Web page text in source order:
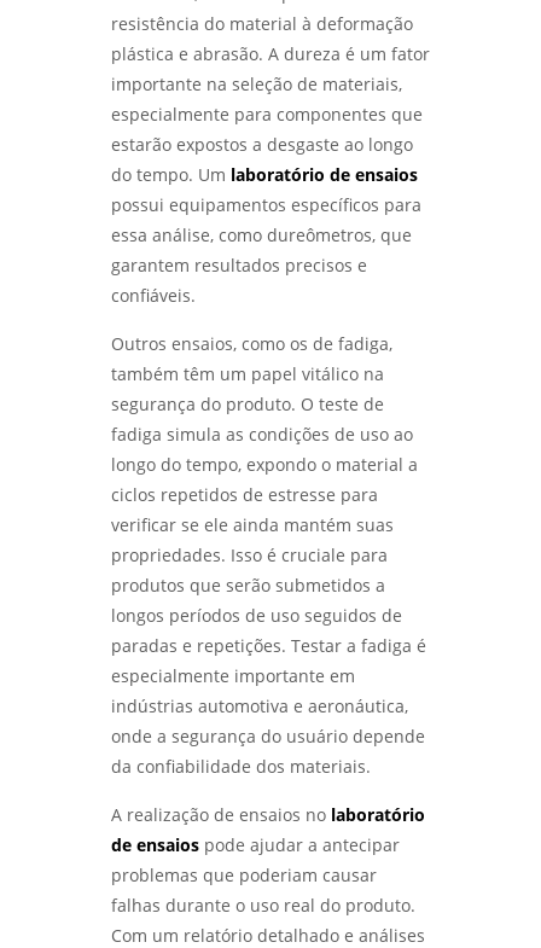
EFICÁCIA OPERACIONAL - LABMETAL
ANÁLISE METALOGRÁFICA DE METAIS:
DESCUBRA COMO ESSA TÉCNICA REVELA A
QUALIDADE DOS MATERIAIS - LABMETAL
ENSAIOS FÍSICOS MECÂNICOS: COMO
GARANTIR A QUALIDADE E A SEGURANÇA DOS
MATERIAIS - LABMETAL
ENTENDA O ENSAIO DE CORROSÃO POR PITE E
SUA IMPORTÂNCIA NA INDÚSTRIA - LABMETAL
ANÁLISE DE FALHAS EM ENGRENAGENS:
COMO IDENTIFICAR E CORRIGIR PROBLEMAS -
ANÁLISE DE FALHAS EM EQUIPAMENTOS
ELÉTRICOS: IDENTIFICANDO PROBLEMAS E
SOLUÇÕES - LABMETAL
COMO REALIZAR UM ENSAIO DE CORROSÃO
QUALIFICAÇÃO DE EPS GARANTE EFICIÊNCIA E
SEGURANÇA NA CONSTRUÇÃO - LABMETAL
COMO ESCOLHER EMPRESAS DE ENSAIOS NÃO
DESTRUTIVOS COM QUALIDADE - LABMETAL
TRANSFORMA A INDÚSTRIA METALÚRGICA -
ANÁLISE DE FALHAS EM MÁQUINAS E
EQUIPAMENTOS: COMO EVITAR PROBLEMAS E
OTIMIZAR PROCESSOS - LABMETAL
resistência do material à deformação
plástica e abrasão. A dureza é um fator
importante na seleção de materiais,
especialmente para componentes que
estarão expostos a desgaste ao longo
do tempo. Um laboratório de ensaios
possui equipamentos específicos para
essa análise, como dureômetros, que
garantem resultados precisos e
confiáveis.
Outros ensaios, como os de fadiga,
também têm um papel vitálico na
segurança do produto. O teste de
fadiga simula as condições de uso ao
longo do tempo, expondo o material a
ciclos repetidos de estresse para
verificar se ele ainda mantém suas
propriedades. Isso é cruciale para
produtos que serão submetidos a
longos períodos de uso seguidos de
paradas e repetições. Testar a fadiga é
especialmente importante em
indústrias automotiva e aeronáutica,
onde a segurança do usuário depende
da confiabilidade dos materiais.
A realização de ensaios no laboratório
de ensaiospode ajudar a antecipar
problemas que poderiam causar
falhas durante o uso real do produto.
Com um relatório detalhado e análises